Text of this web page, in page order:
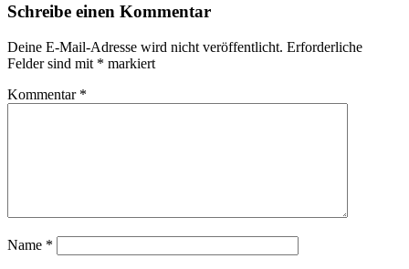
Schreibe einen Kommentar
Deine E-Mail-Adresse wird nicht veröffentlicht. Erforderliche
Felder sind mit * markiert
Kommentar *
Name *